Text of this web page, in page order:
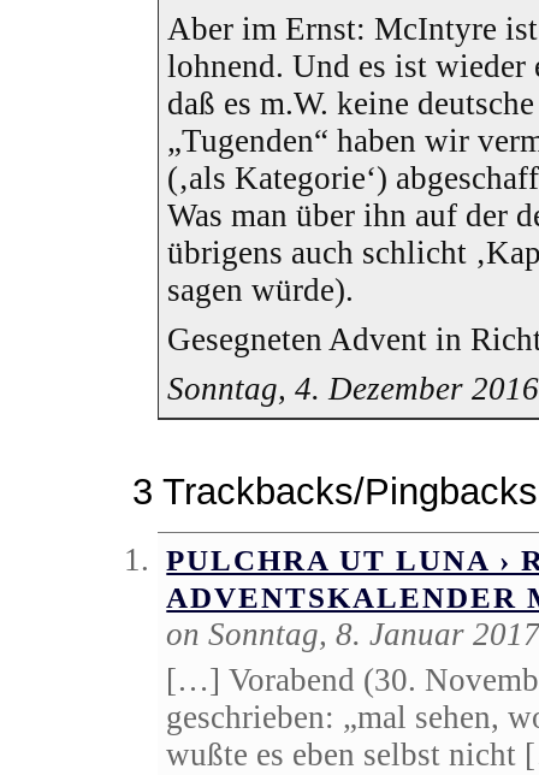
Aber im Ernst: McIntyre
lohnend. Und es ist wieder
daß es m.W. keine
„Tugenden“ haben wir
(‚als Kategorie‘)
Was man über ihn auf der
übrigens auch schlicht
sagen würde).
Gesegneten Advent in
Sonntag, 4. Dezember
3 Trackbacks/Pingbacks
PULCHRA UT LUNA ›
on Sonntag, 8. Januar
[…] Vorabend (30.
geschrieben: „mal sehen,
wußte es eben selbst